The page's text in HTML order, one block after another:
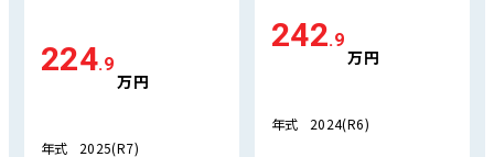
224.9
万円
年式 2025(R7)
242.9
万円
年式 2024(R6)